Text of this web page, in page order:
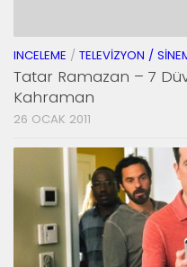
INCELEME / TELEVIZYON /
Tatar Ramazan – 7
Kahraman
26 OCAK 2011